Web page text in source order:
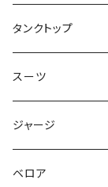
トップス
タンクトップ
スーツ
ジャージ
ベロア